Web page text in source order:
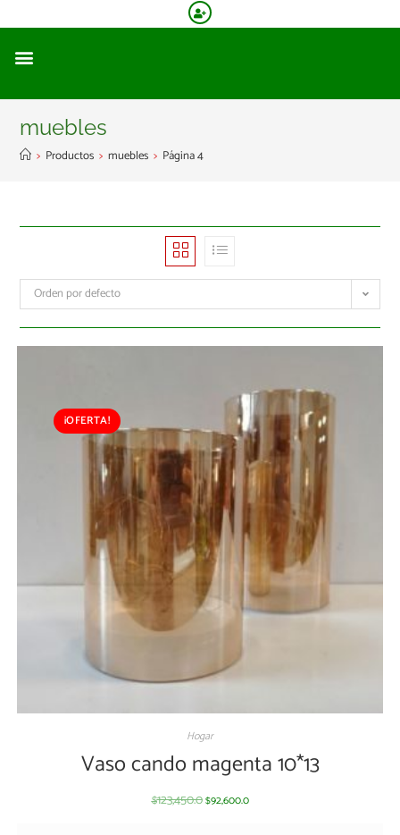
muebles
> Productos > muebles > Página 4
Orden por defecto
¡OFERTA!
Hogar
Vaso cando magenta 10*13
$123,450.0 $92,600.0